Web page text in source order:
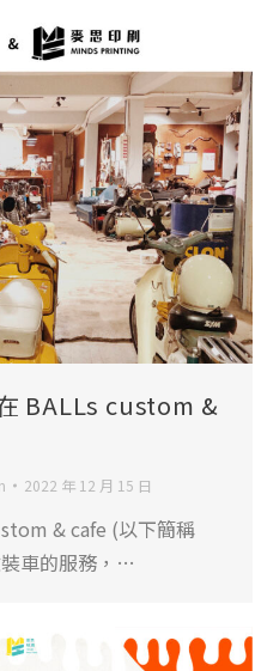
BALLs custom &
2022 年 12 月 15 日
& cafe (以下簡稱
車的服務，…